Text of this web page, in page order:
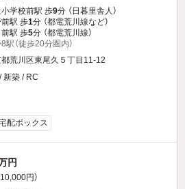
学校前駅 歩9分 （日暮里舎人）
駅 歩1分 （都電荒川線など）
駅 歩5分 （都電荒川線）
駅（徒歩20分圏内）
荒川区東尾久５丁目11-12
新築 / RC
配ボックス
円
円）